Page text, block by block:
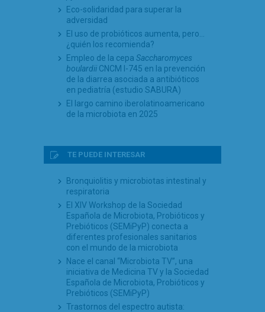
Eco-solidaridad para superar la
adversidad
El uso de probióticos aumenta, pero…
¿quién los recomienda?
Empleo de la cepa Saccharomyces
boulardii CNCM I-745 en la prevención
de la diarrea asociada a antibióticos
en pediatría (estudio SABURA)
El largo camino iberolatinoamericano
de la microbiota en 2025
TE PUEDE INTERESAR
Bronquiolitis y microbiotas intestinal y
respiratoria
El XIV Workshop de la Sociedad
Española de Microbiota, Probióticos y
Prebióticos (SEMiPyP) conecta a
diferentes profesionales sanitarios
con el mundo de la microbiota
Nace el canal “Microbiota TV”, una
iniciativa de Medicina TV y la Sociedad
Española de Microbiota, Probióticos y
Prebióticos (SEMiPyP)
Trastornos del espectro autista: